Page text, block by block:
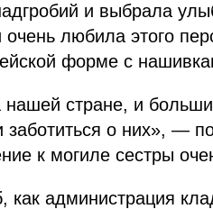
и выбрала
очень любила этого
форме с
нашей стране, и
заботиться о них», —
к могиле сестры
как администрация